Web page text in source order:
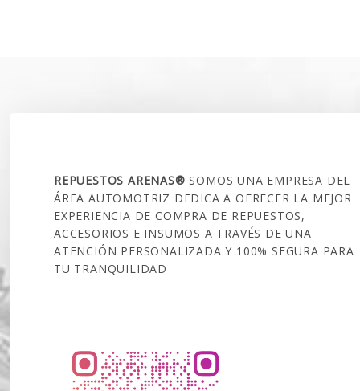
REPUESTOS ARENAS®SOMOS UNA EMPRESA DEL
ÁREA AUTOMOTRIZ DEDICA A OFRECER LA MEJOR
EXPERIENCIA DE COMPRA DE REPUESTOS,
ACCESORIOS E INSUMOS A TRAVÉS DE UNA
ATENCIÓN PERSONALIZADA Y 100% SEGURA PARA
TU TRANQUILIDAD